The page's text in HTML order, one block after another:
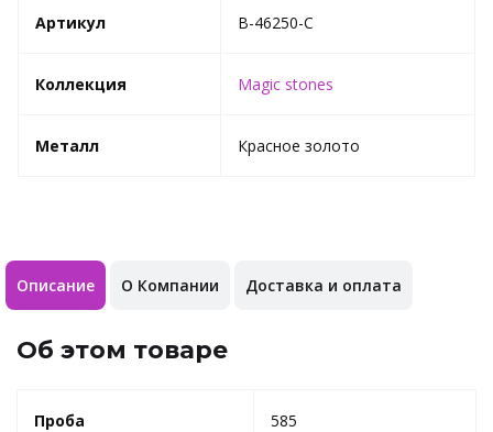
Артикул B-46250-C
Коллекция Magic stones
Металл Красное золото
Описание О Компании Доставка и оплата
Об этом товаре
Проба 585